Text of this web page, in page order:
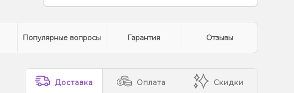
Популярные вопросы Гарантия Отзывы
Доставка Оплата Скидки